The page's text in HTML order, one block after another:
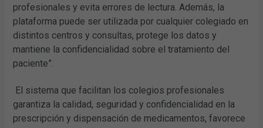
profesionales y evita errores de lectura. Además, la
plataforma puede ser utilizada por cualquier colegiado en
distintos centros y consultas, protege los datos y
mantiene la confidencialidad sobre el tratamiento del
paciente”.
El sistema que facilitan los colegios profesionales
garantiza la calidad, seguridad y confidencialidad en la
prescripción y dispensación de medicamentos, favorece